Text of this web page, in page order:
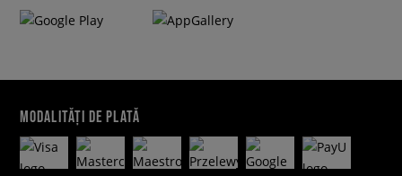
MODALITĂȚI DE PLATĂ